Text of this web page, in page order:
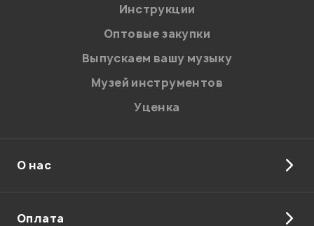
Инструкции
Оптовые закупки
Выпускаем вашу музыку
Музей инструментов
Уценка
О нас
Оплата